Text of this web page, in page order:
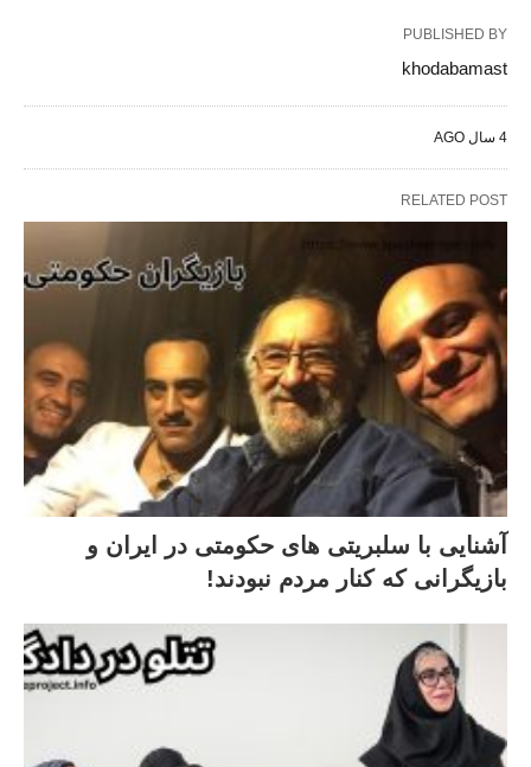
PUBLISHED BY
khodabamast
4 سال AGO
RELATED POST
آشنایی با سلبریتی های حکومتی در ایران و
بازیگرانی که کنار مردم نبودند!